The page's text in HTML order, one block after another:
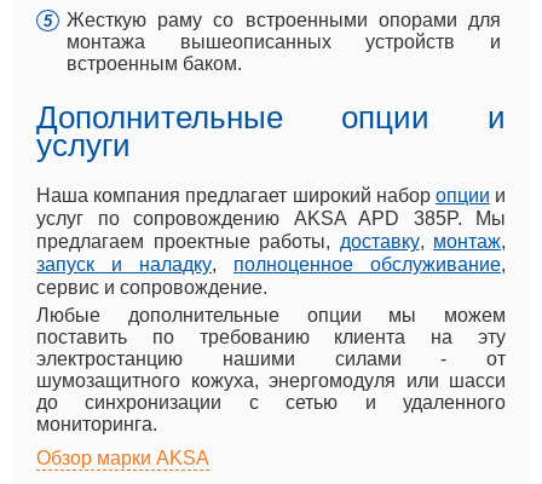
Жесткую раму со встроенными опорами для
монтажа вышеописанных устройств и
встроенным баком.
Дополнительные опции и
услуги
Наша компания предлагает широкий набор опции и
услуг по сопровождению AKSA APD 385P. Мы
предлагаем проектные работы, доставку, монтаж,
запуск и наладку, полноценное обслуживание,
сервис и сопровождение.
Любые дополнительные опции мы можем
поставить по требованию клиента на эту
электростанцию нашими силами - от
шумозащитного кожуха, энергомодуля или шасси
до синхронизации с сетью и удаленного
мониторинга.
Обзор марки AKSA